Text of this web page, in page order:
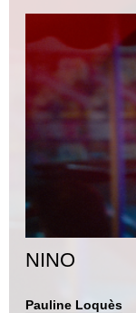
NINO
Pauline Loquès